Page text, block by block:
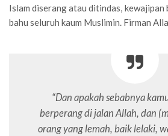
Islam diserang atau ditindas,
bahu seluruh kaum Muslimin. Firman
“Dan apakah sebabnya
berperang di jalan Allah, dan
orang yang lemah, baik lelaki,